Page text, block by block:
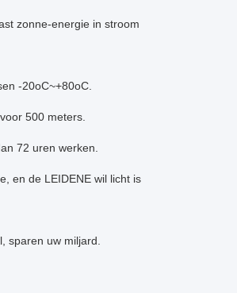
zonne-energie in stroom
-20oC~+80oC.
500 meters.
72 uren werken.
en de LEIDENE wil licht is
sparen uw miljard.